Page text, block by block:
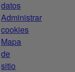
datos
Administrar
cookies
Mapa
de
sitio